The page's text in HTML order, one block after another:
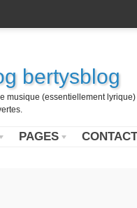
bertysblog
musique (essentiellement
PAGES CONTACT